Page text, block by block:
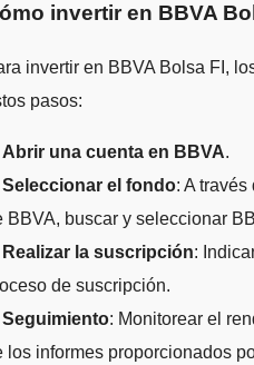
invertir en BBVA
invertir en BBVA Bolsa FI,
pasos:
Abrir una cuenta en BBVA.
Seleccionar el fondo: A
BBVA, buscar y seleccionar
Realizar la suscripción:
de suscripción.
Seguimiento: Monitorear el
los informes proporcionados